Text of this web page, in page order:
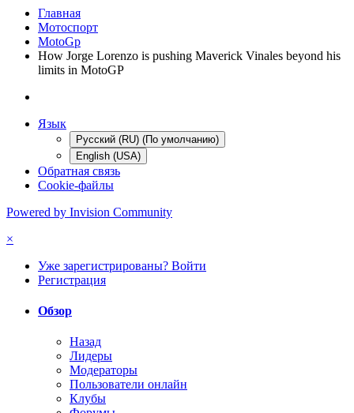
Главная
Мотоспорт
MotoGp
How Jorge Lorenzo is pushing Maverick Vinales beyond his
limits in MotoGP
Язык
Русский (RU) (По умолчанию)
English (USA)
Обратная связь
Cookie-файлы
Powered by Invision Community
×
Уже зарегистрированы? Войти
Регистрация
Обзор
Назад
Лидеры
Модераторы
Пользователи онлайн
Клубы